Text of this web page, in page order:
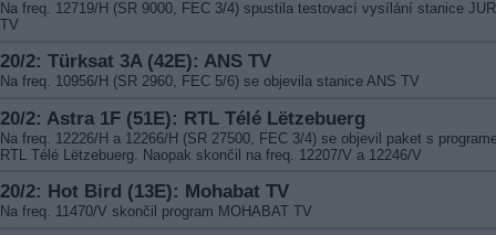
Na freq. 12719/H (SR 9000, FEC 3/4) spustila testovací vysílání stanice
TV
20/2: Türksat 3A (42E): ANS TV
Na freq. 10956/H (SR 2960, FEC 5/6) se objevila stanice ANS TV
20/2: Astra 1F (51E): RTL Télé Lëtzebuerg
Na freq. 12226/H a 12266/H (SR 27500, FEC 3/4) se objevil paket s
RTL Télé Lëtzebuerg. Naopak skončil na freq. 12207/V a 12246/V
20/2: Hot Bird (13E): Mohabat TV
Na freq. 11470/V skončil program MOHABAT TV